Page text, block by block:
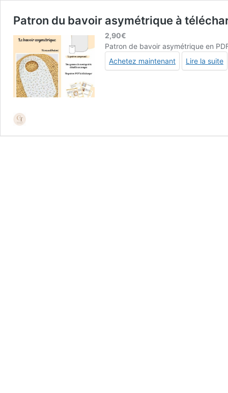
Patron du bavoir asymétrique à
2,90€
Patron de bavoir asymétrique en
Achetez maintenant
Lire la suite